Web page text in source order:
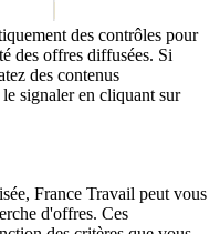
des contrôles pour
des offres diffusées. Si
des contenus
signaler en cliquant sur
France Travail peut vous
d'offres. Ces